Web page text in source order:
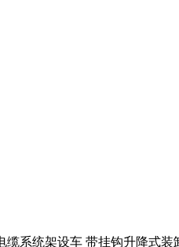
缆系统架设车 带挂钩升降式装